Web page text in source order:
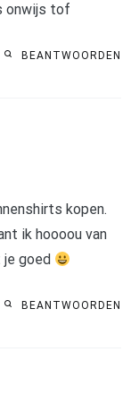
onwijs tof
BEANTWOORDEN
kopen.
ik hoooou van
goed
BEANTWOORDEN